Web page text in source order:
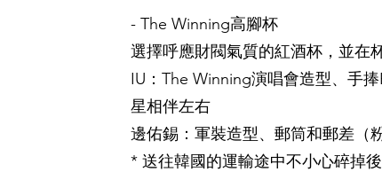
- The Winning高腳杯
選擇呼應財閥氣質的紅酒杯，並在
IU：The Winning演唱會造型、手
星相伴左右
邊佑錫：軍裝造型、郵筒和郵差（
* 送往韓國的運輸途中不小心碎掉